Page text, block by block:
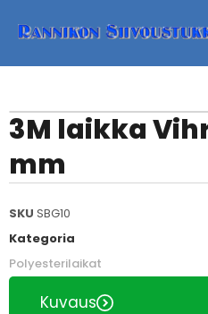
3M laikka
mm
SKU SBG10
Kategoria
Polyesterilaikat
Kuvaus